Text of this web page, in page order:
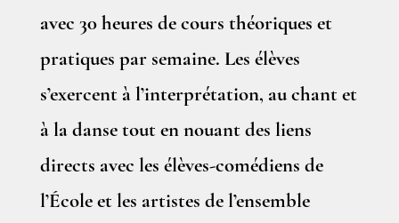
avec 30 heures de cours théoriques et
pratiques par semaine. Les élèves
s’exercent à l’interprétation, au chant et
à la danse tout en nouant des liens
directs avec les élèves-comédiens de
l’École et les artistes de l’ensemble